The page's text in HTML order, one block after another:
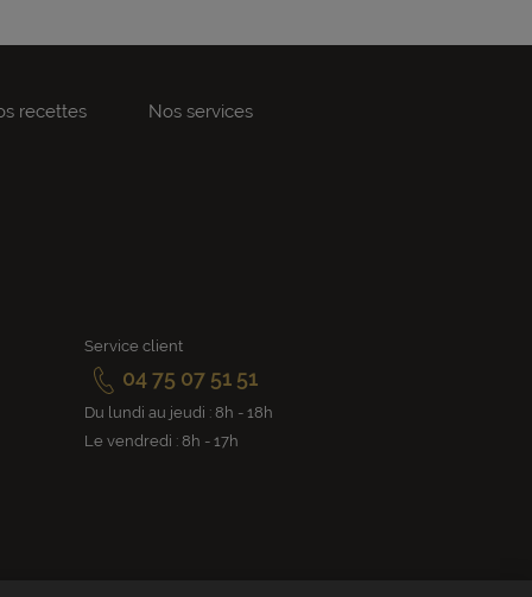
recettes Nos services
Service client
04 75 07 51 51
Du lundi au jeudi : 8h - 18h
Le vendredi : 8h - 17h